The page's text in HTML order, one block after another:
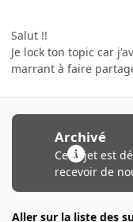
Salut !!
Je lock ton topic car
marrant à faire
Archivé
Ce sujet est
recevoir de
Aller sur la liste des